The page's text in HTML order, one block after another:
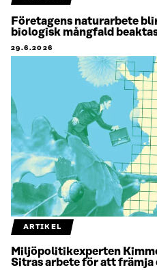
Företagens naturarbete
biologisk mångfald
29.6.2026
ARTIKEL
Miljöpolitikexperten
Sitras arbete för att